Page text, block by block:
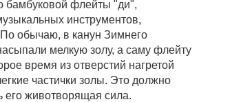
бамбуковой флейты "ди",
инструментов,
обычаю, в канун Зимнего
мелкую золу, а саму флейту
время из отверстий нагретой
частички золы. Это должно
его животворящая сила.